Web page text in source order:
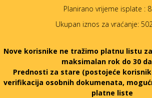
Planirano vrijeme isplate :
Ukupan iznos za vraćanje:
Nove korisnike ne tražimo platnu listu
maksimalan rok do 30
Prednosti za stare (postojeće
verifikacija osobnih dokumenata,
platne liste